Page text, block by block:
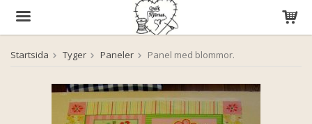
Startsida Tyger Paneler Panel med blommor.